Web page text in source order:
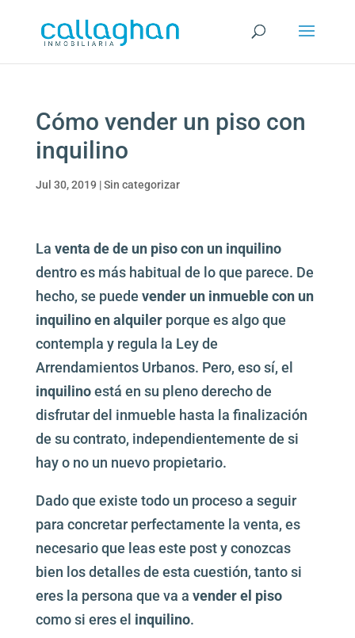
Cómo vender un piso con
inquilino
Jul 30, 2019 |Sin categorizar
La venta de de un piso con un inquilino
dentro es más habitual de lo que parece. De
hecho, se puede vender un inmueble con un
inquilino en alquilerporque es algo que
contempla y regula la Ley de
Arrendamientos Urbanos. Pero, eso sí, el
inquilinoestá en su pleno derecho de
disfrutar del inmueble hasta la finalización
de su contrato, independientemente de si
hay o no un nuevo propietario.
Dado que existe todo un proceso a seguir
para concretar perfectamente la venta, es
necesario que leas este post y conozcas
bien los detalles de esta cuestión, tanto si
eres la persona que va a vender el piso
como si eres el inquilino.